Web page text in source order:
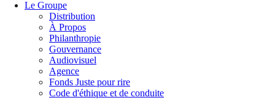
Le Groupe
Distribution
À Propos
Philanthropie
Gouvernance
Audiovisuel
Agence
Fonds Juste pour rire
Code d'éthique et de conduite